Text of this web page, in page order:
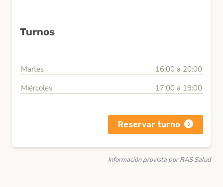
Turnos
Martes
16:00 a 20:00
Miércoles
17:00 a 19:00
Reservar turno
Información provista por RAS Salud